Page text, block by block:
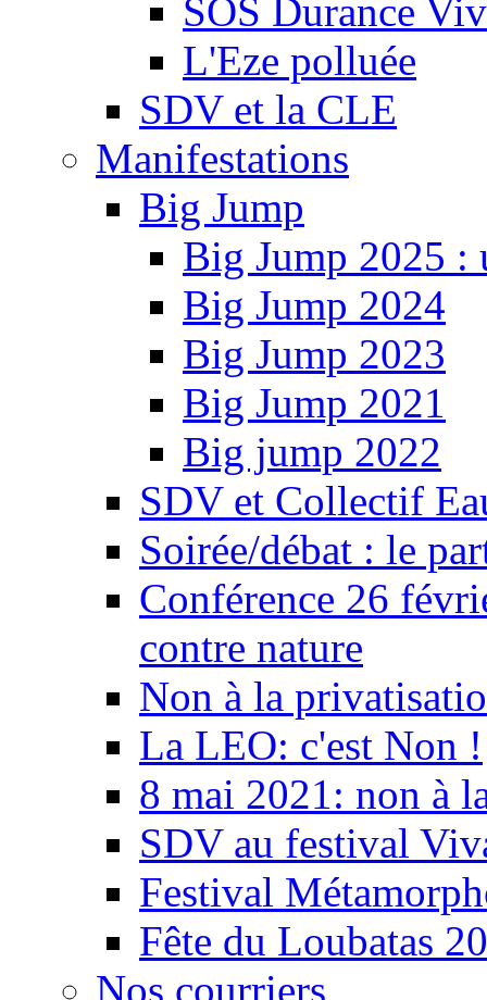
SOS Durance
L'Eze polluée
SDV et la CLE
Manifestations
Big Jump
Big Jump 2025 :
Big Jump 2024
Big Jump 2023
Big Jump 2021
Big jump 2022
SDV et Collectif
Soirée/débat : le
Conférence 26
contre nature
Non à la
La LEO: c'est Non !
8 mai 2021: non à
SDV au festival
Festival
Fête du Loubatas
Nos courriers